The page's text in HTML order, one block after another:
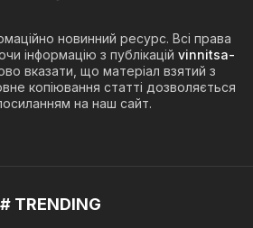
новинний ресурс. Всі права
інформацію з публікацій vinnitsa-
вказати, що матеріал взятий з
копіювання статті дозволяється
на наш сайт.
# TRENDING